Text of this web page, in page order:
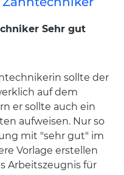
Sehr gut
sollte der
auf dem
er sollte auch ein
aufweisen. Nur so
mit "sehr gut" im
Vorlage erstellen
Arbeitszeugnis für